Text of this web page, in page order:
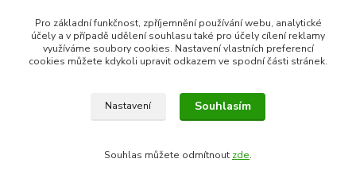
Po-Pá, 9-18 hod.
jmfshop@email.cz
Pro základní funkčnost, zpříjemnění používání webu, analytické
účely a v případě udělení souhlasu také pro účely cílení reklamy
využíváme soubory cookies. Nastavení vlastních preferencí
cookies můžete kdykoli upravit odkazem ve spodní části stránek.
Nastavení Souhlasím
Souhlas můžete odmítnout zde.